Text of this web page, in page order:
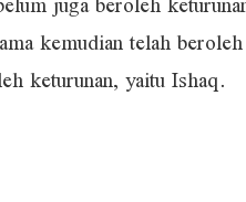
kemudian telah
keturunan, yaitu Ishaq.